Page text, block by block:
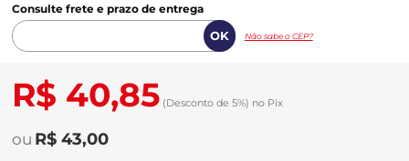
Consulte frete e prazo de entrega
Não sabe o CEP?
R$ 40,85 (Desconto de 5%) no Pix
R$ 43,00